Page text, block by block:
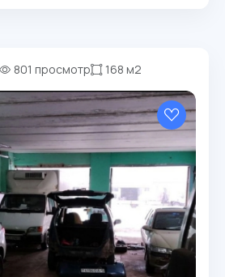
801 просмотр 168 м2